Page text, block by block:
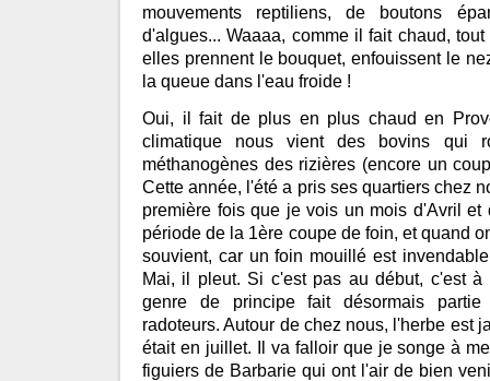
mouvements reptiliens, de boutons
d'algues... Waaaa, comme il fait chaud,
elles prennent le bouquet, enfouissent le
la queue dans l'eau froide !
Oui, il fait de plus en plus chaud en
climatique nous vient des bovins qui
méthanogènes des rizières (encore un
Cette année, l'été a pris ses quartiers chez
première fois que je vois un mois d'Avril
période de la 1ère coupe de foin, et quand
souvient, car un foin mouillé est
Mai, il pleut. Si c'est pas au début, c'est
genre de principe fait désormais
radoteurs. Autour de chez nous, l'herbe est
était en juillet. Il va falloir que je songe à
figuiers de Barbarie qui ont l'air de bien